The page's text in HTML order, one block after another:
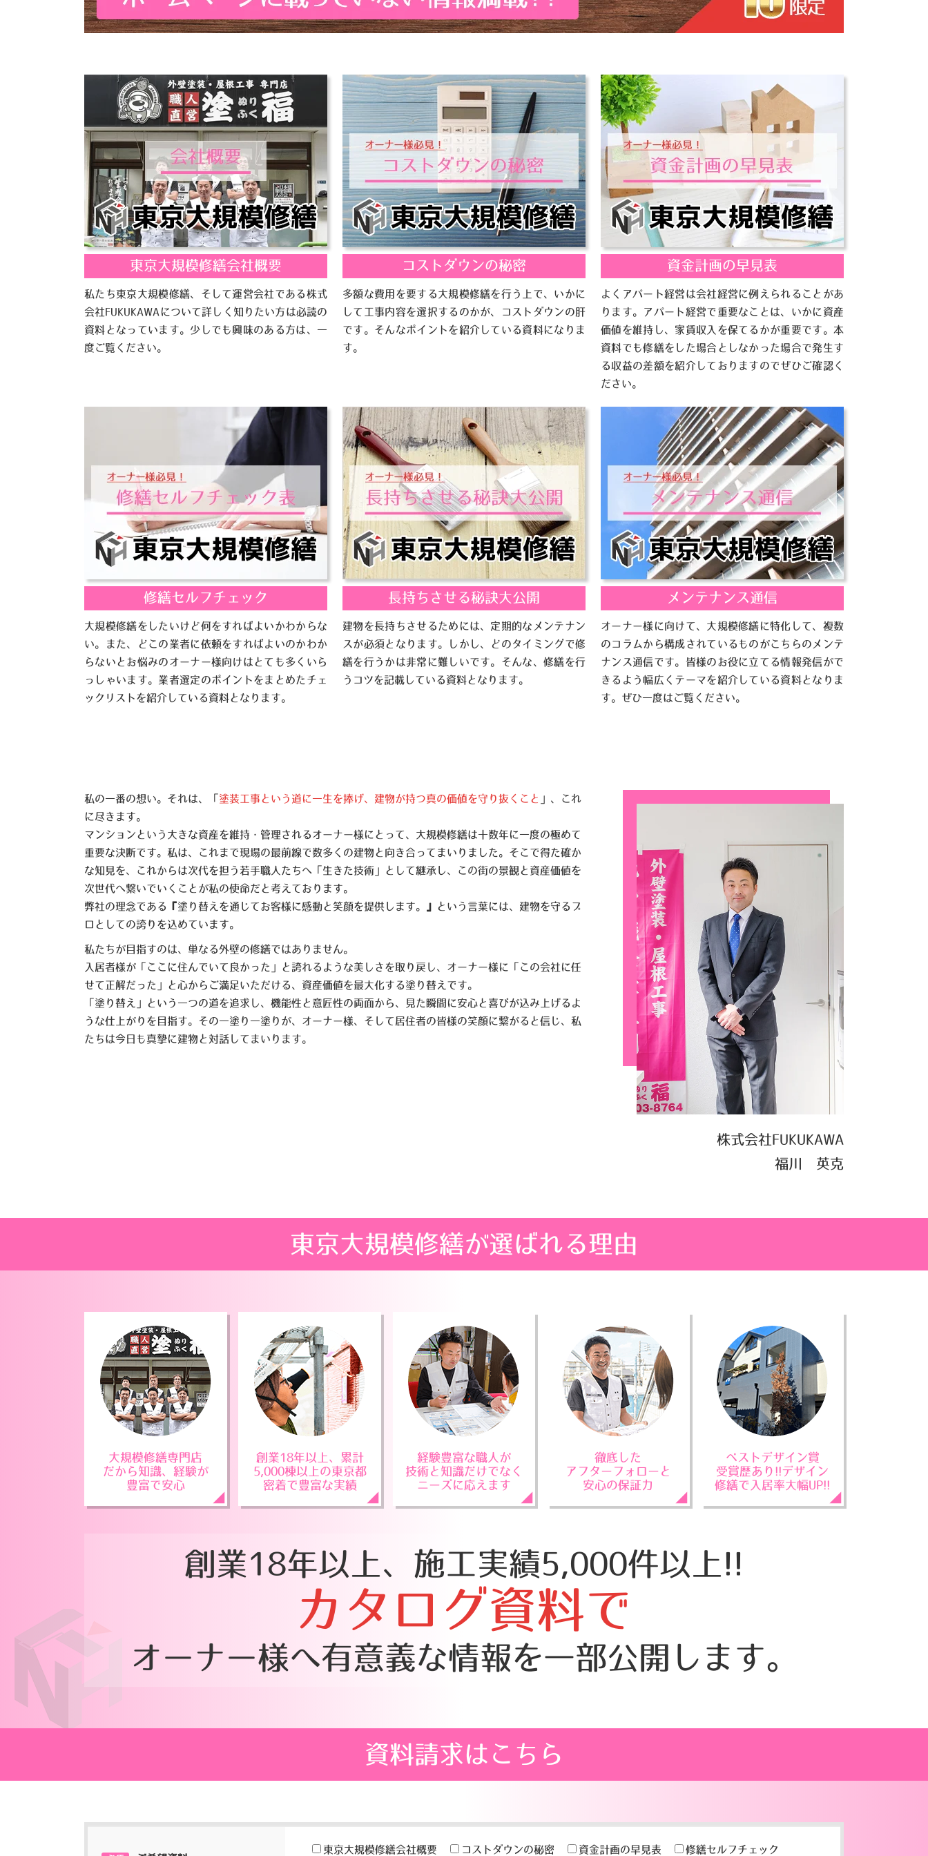
東京大規模修繕会社概要
私たち東京大規模修繕、そして運営会社である株式
会社FUKUKAWAについて詳しく知りたい方は必読の
資料となっています。少しでも興味のある方は、一
度ご覧ください。
コストダウンの秘密
多額な費用を要する大規模修繕を行う上で、いかに
して工事内容を選択するのかが、コストダウンの肝
です。そんなポイントを紹介している資料になりま
す。
資金計画の早見表
よくアパート経営は会社経営に例えられることがあ
ります。アパート経営で重要なことは、いかに資産
価値を維持し、家賃収入を保てるかが重要です。本
資料でも修繕をした場合としなかった場合で発生す
る収益の差額を紹介しておりますのでぜひご確認く
ださい。
修繕セルフチェック
大規模修繕をしたいけど何をすればよいかわからな
い。また、どこの業者に依頼をすればよいのかわか
らないとお悩みのオーナー様向けはとても多くいら
っしゃいます。業者選定のポイントをまとめたチェ
ックリストを紹介している資料となります。
長持ちさせる秘訣大公開
建物を長持ちさせるためには、定期的なメンテナン
スが必須となります。しかし、どのタイミングで修
繕を行うかは非常に難しいです。そんな、修繕を行
うコツを記載している資料となります。
メンテナンス通信
オーナー様に向けて、大規模修繕に特化して、複数
のコラムから構成されているものがこちらのメンテ
ナンス通信です。皆様のお役に立てる情報発信がで
きるよう幅広くテーマを紹介している資料となりま
す。ぜひ一度はご覧ください。
私の一番の想い。それは、「 塗装工事という道に一生を捧げ、建物が持つ真の価値を守り抜くこと 」、これ
に尽きます。
マンションという大きな資産を維持・管理されるオーナー様にとって、大規模修繕は十数年に一度の極めて
重要な決断です。私は、これまで現場の最前線で数多くの建物と向き合ってまいりました。そこで得た確か
な知見を、これからは次代を担う若手職人たちへ「生きた技術」として継承し、この街の景観と資産価値を
次世代へ繋いでいくことが私の使命だと考えております。
弊社の理念である『塗り替えを通じてお客様に感動と笑顔を提供します。』という言葉には、建物を守るプ
ロとしての誇りを込めています。
私たちが目指すのは、単なる外壁の修繕ではありません。
入居者様が「ここに住んでいて良かった」と誇れるような美しさを取り戻し、オーナー様に「この会社に任
せて正解だった」と心からご満足いただける、資産価値を最大化する塗り替えです。
「塗り替え」という一つの道を追求し、機能性と意匠性の両面から、見た瞬間に安心と喜びが込み上げるよ
うな仕上がりを目指す。その一塗り一塗りが、オーナー様、そして居住者の皆様の笑顔に繋がると信じ、私
たちは今日も真摯に建物と対話してまいります。
株式会社FUKUKAWA
福川 英克
東京大規模修繕が選ばれる理由
大規模修繕専門店
だから知識、経験が
豊富で安心
創業18年以上、累計
5,000棟以上の東京都
密着で豊富な実績
経験豊富な職人が
技術と知識だけでなく
ニーズに応えます
徹底した
アフターフォローと
安心の保証力
ベストデザイン賞
受賞歴あり!!デザイン
修繕で入居率大幅UP!!
創業18年以上、施工実績5,000件以上!!
カタログ資料で
オーナー様へ有意義な情報を一部公開します。
資料請求はこちら
東京大規模修繕会社概要 コストダウンの秘密 資金計画の早見表 修繕セルフチェック